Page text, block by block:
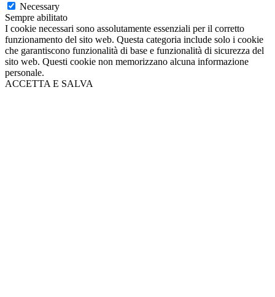
Necessary
Sempre abilitato
I cookie necessari sono assolutamente essenziali per il corretto
funzionamento del sito web. Questa categoria include solo i cookie
che garantiscono funzionalità di base e funzionalità di sicurezza del
sito web. Questi cookie non memorizzano alcuna informazione
personale.
ACCETTA E SALVA